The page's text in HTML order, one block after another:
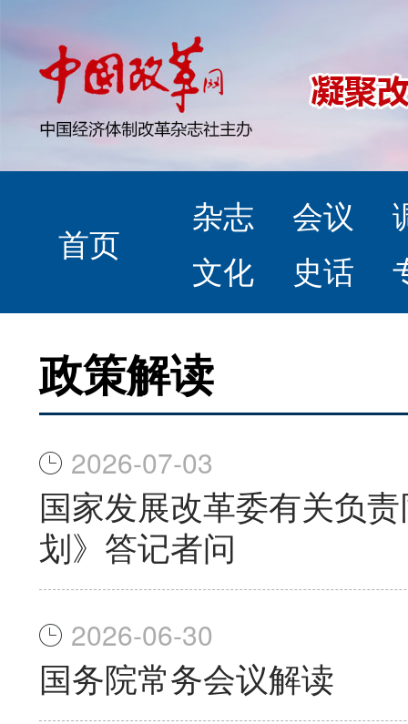
首页
杂志 会议
文化
史话
政策解读
2026-07-03
国家发展改革委有关负
划》答记者问
2026-06-30
国务院常务会议解读